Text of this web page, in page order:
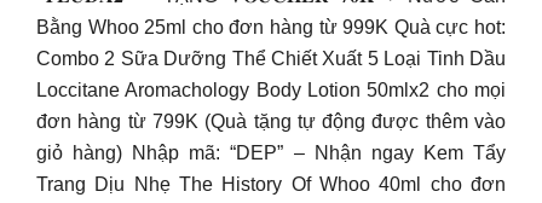
Bằng Whoo 25ml cho đơn hàng từ 999K Quà cực hot:
Combo 2 Sữa Dưỡng Thể Chiết Xuất 5 Loại Tinh Dầu
Loccitane Aromachology Body Lotion 50mlx2 cho mọi
đơn hàng từ 799K (Quà tặng tự động được thêm vào
giỏ hàng) Nhập mã: “DEP” – Nhận ngay Kem Tẩy
Trang Dịu Nhẹ The History Of Whoo 40ml cho đơn